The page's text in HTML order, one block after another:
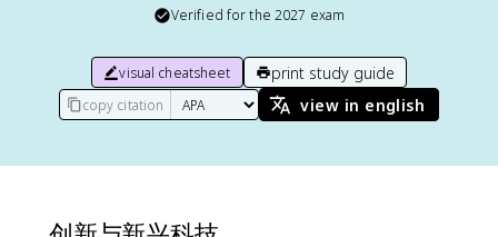
Verified for the 2027 exam
visual cheatsheet print study guide
copy citation view in english